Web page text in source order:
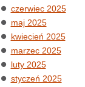
czerwiec 2025
maj 2025
kwiecień 2025
marzec 2025
luty 2025
styczeń 2025